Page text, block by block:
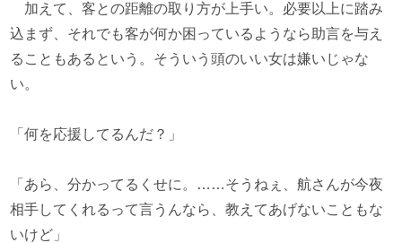
加えて、客との距離の取り方が上手い。必要以上に踏み
込まず、それでも客が何か困っているようなら助言を与え
ることもあるという。そういう頭のいい女は嫌いじゃな
い。
「何を応援してるんだ？」
「あら、分かってるくせに。……そうねぇ、航さんが今夜
相手してくれるって言うんなら、教えてあげないこともな
いけど」